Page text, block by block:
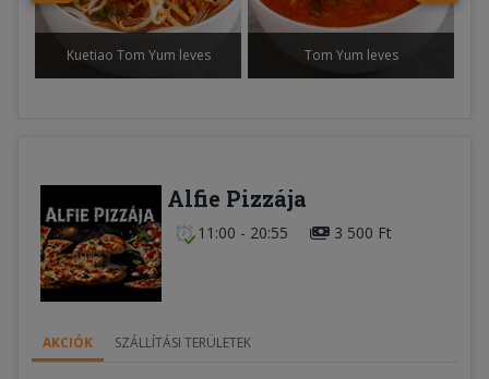
Kuetiao Tom Yum leves Tom Yum leves
Alfie Pizzája
11:00 - 20:55 3 500 Ft
AKCIÓK SZÁLLÍTÁSI TERÜLETEK